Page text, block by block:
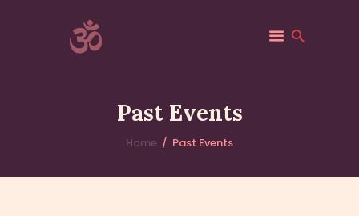
Past Events
Home Past Events
ABOUT